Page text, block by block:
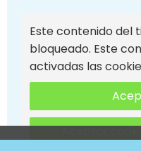
Este contenido del
bloqueado. Este
activadas las
Aceptar